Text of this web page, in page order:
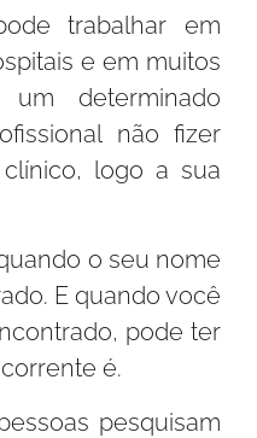
trabalhar em
e em muitos
determinado
não fizer
logo a sua
o seu nome
E quando você
pode ter
é.
pesquisam